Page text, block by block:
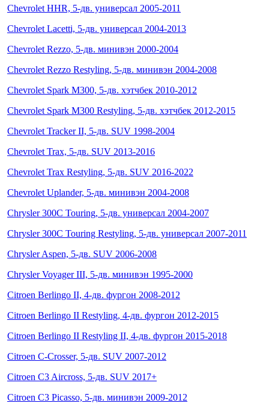
Chevrolet HHR, 5-дв. универсал 2005-2011
Chevrolet Lacetti, 5-дв. универсал 2004-2013
Chevrolet Rezzo, 5-дв. минивэн 2000-2004
Chevrolet Rezzo Restyling, 5-дв. минивэн 2004-2008
Chevrolet Spark M300, 5-дв. хэтчбек 2010-2012
Chevrolet Spark M300 Restyling, 5-дв. хэтчбек 2012-2015
Chevrolet Tracker II, 5-дв. SUV 1998-2004
Chevrolet Trax, 5-дв. SUV 2013-2016
Chevrolet Trax Restyling, 5-дв. SUV 2016-2022
Chevrolet Uplander, 5-дв. минивэн 2004-2008
Chrysler 300C Touring, 5-дв. универсал 2004-2007
Chrysler 300C Touring Restyling, 5-дв. универсал 2007-2011
Chrysler Aspen, 5-дв. SUV 2006-2008
Chrysler Voyager III, 5-дв. минивэн 1995-2000
Citroen Berlingo II, 4-дв. фургон 2008-2012
Citroen Berlingo II Restyling, 4-дв. фургон 2012-2015
Citroen Berlingo II Restyling II, 4-дв. фургон 2015-2018
Citroen C-Crosser, 5-дв. SUV 2007-2012
Citroen C3 Aircross, 5-дв. SUV 2017+
Citroen C3 Picasso, 5-дв. минивэн 2009-2012